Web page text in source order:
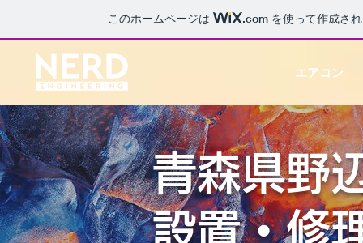
このホームページは .com を使って作成さ
エアコン
青森県野
設置・修